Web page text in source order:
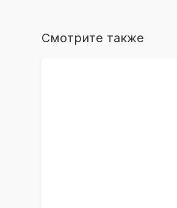
Смотрите также